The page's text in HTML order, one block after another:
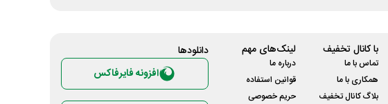
با کانال تخفیف
تماس با ما
همکاری با ما
بلاگ کانال تخفیف
لینک‌های مهم
درباره ما
قوانین استفاده
حریم خصوصی
دانلود‌ها
افزونه فایرفاکس